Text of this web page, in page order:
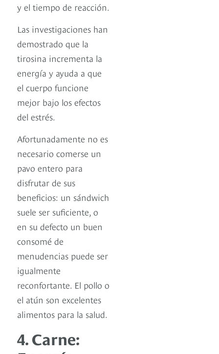
y el tiempo de reacción.
Las investigaciones han
demostrado que la
tirosina incrementa la
energía y ayuda a que
el cuerpo funcione
mejor bajo los efectos
del estrés.
Afortunadamente no es
necesario comerse un
pavo entero para
disfrutar de sus
beneficios: un sándwich
suele ser suficiente, o
en su defecto un buen
consomé de
menudencias puede ser
igualmente
reconfortante. El pollo o
el atún son excelentes
alimentos para la salud.
4. Carne: